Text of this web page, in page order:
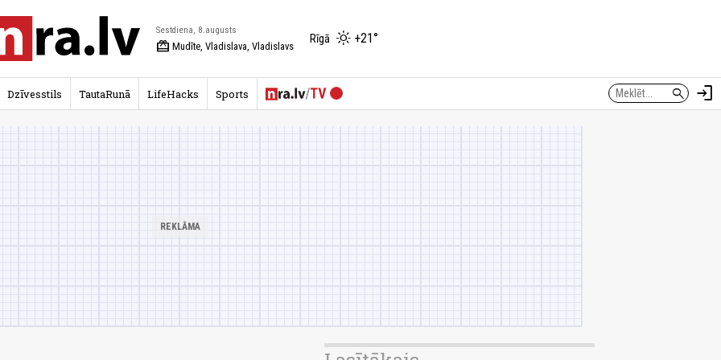
Sestdiena, 8.augusts
redeem Mudīte, Vladislava, Vladislavs
Rīgā +21°
search login
Dzīvesstils TautaRunā LifeHacks Sports